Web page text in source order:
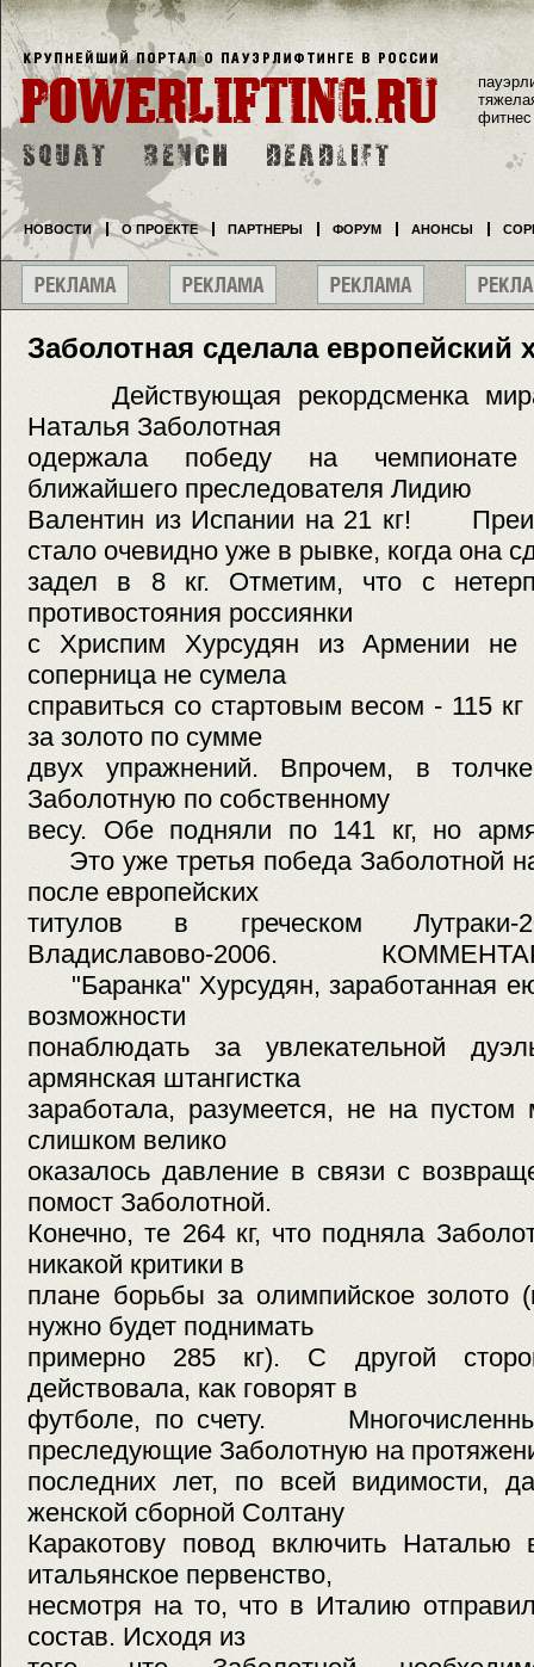
Заболотная сделала европейский
Действующая рекордсменка
Наталья Заболотная
одержала победу на
ближайшего преследователя Лидию
Валентин из Испании на 21 кг!
стало очевидно уже в рывке, когда она
задел в 8 кг. Отметим, что с
противостояния россиянки
с Хриспим Хурсудян из Армении не
соперница не сумела
справиться со стартовым весом - 115
за золото по сумме
двух упражнений. Впрочем, в
Заболотную по собственному
весу. Обе подняли по 141 кг, но
Это уже третья победа Заболотной
после европейских
титулов в греческом
Владиславово-2006.
"Баранка" Хурсудян, заработанная
возможности
понаблюдать за увлекательной
армянская штангистка
заработала, разумеется, не на пустом
слишком велико
оказалось давление в связи с
помост Заболотной.
Конечно, те 264 кг, что подняла
никакой критики в
плане борьбы за олимпийское золото
нужно будет поднимать
примерно 285 кг). С другой
действовала, как говорят в
футболе, по счету.
преследующие Заболотную на
последних лет, по всей видимости,
женской сборной Солтану
Каракотову повод включить
итальянское первенство,
несмотря на то, что в Италию
состав. Исходя из
фитнес
НОВОСТИ О ПРОЕКТЕ ПАРТНЕРЫ ФОРУМ АНОНСЫ